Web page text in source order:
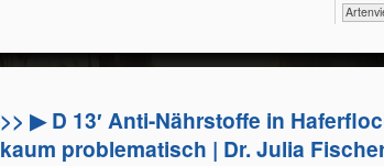
>> ▶ D 13′ Anti-Nährstoffe in
kaum problematisch | Dr. Julia